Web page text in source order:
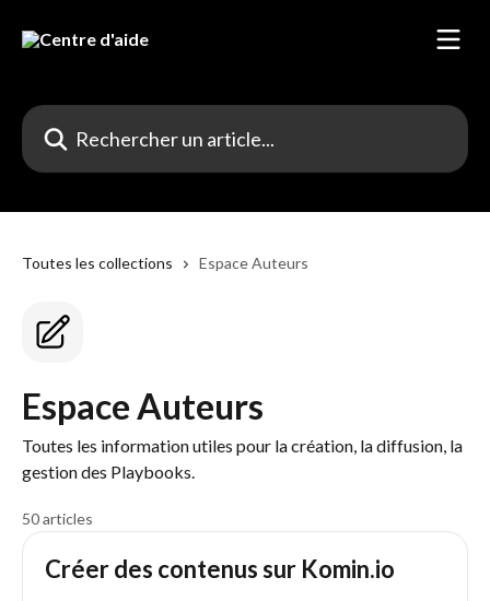
Rechercher un article...
Toutes les collections Espace Auteurs
Espace Auteurs
Toutes les information utiles pour la création, la diffusion, la
gestion des Playbooks.
50 articles
Créer des contenus sur Komin.io